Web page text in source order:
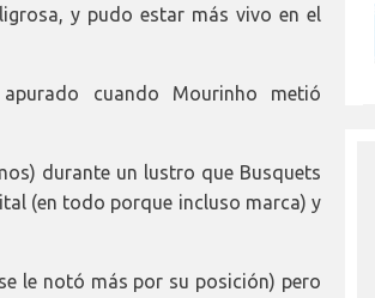
y pudo estar más vivo en el
cuando Mourinho metió
durante un lustro que Busquets
(en todo porque incluso marca) y
le notó más por su posición) pero